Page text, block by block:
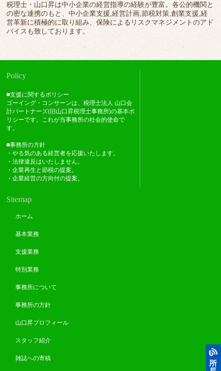
税理士・山口昇は中小企業の経営指導の経験が豊富。各公的機関と
の密な連携のもと、中小企業支援,経営計画,節税対策,創業支援,経
営革新に積極的に取り組み、保険によるリスクマネジメントのアド
バイスも致しております。
Policy
■支援に関するポリシー
ゴーイング・コンサーンは、税理士法人 山口会
計パートナーズ(旧山口昇税理士事務所)の基本ポ
リシーです。これが当事務所の社会的使命で
す。
■事務所の方針
・やる気のある経営者を応援いたします。
・法律違反はいたしません。
・企業再生と節税の提案。
・企業経営の方向付の提案。
Sitemap
ホーム
基本業務
支援業務
特別業務
事務所について
事務所の方針
山口昇プロフィール
スタッフ紹介
雑誌への寄稿